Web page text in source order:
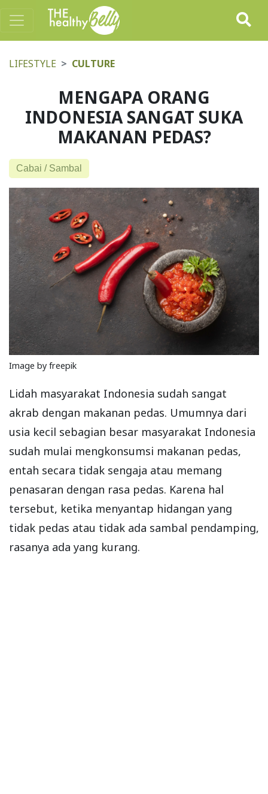
LIFESTYLE CULTURE
MENGAPA ORANG
INDONESIA SANGAT SUKA
MAKANAN PEDAS?
Cabai / Sambal
Image by freepik
Lidah masyarakat Indonesia sudah sangat
akrab dengan makanan pedas. Umumnya dari
usia kecil sebagian besar masyarakat Indonesia
sudah mulai mengkonsumsi makanan pedas,
entah secara tidak sengaja atau memang
penasaran dengan rasa pedas. Karena hal
tersebut, ketika menyantap hidangan yang
tidak pedas atau tidak ada sambal pendamping,
rasanya ada yang kurang.